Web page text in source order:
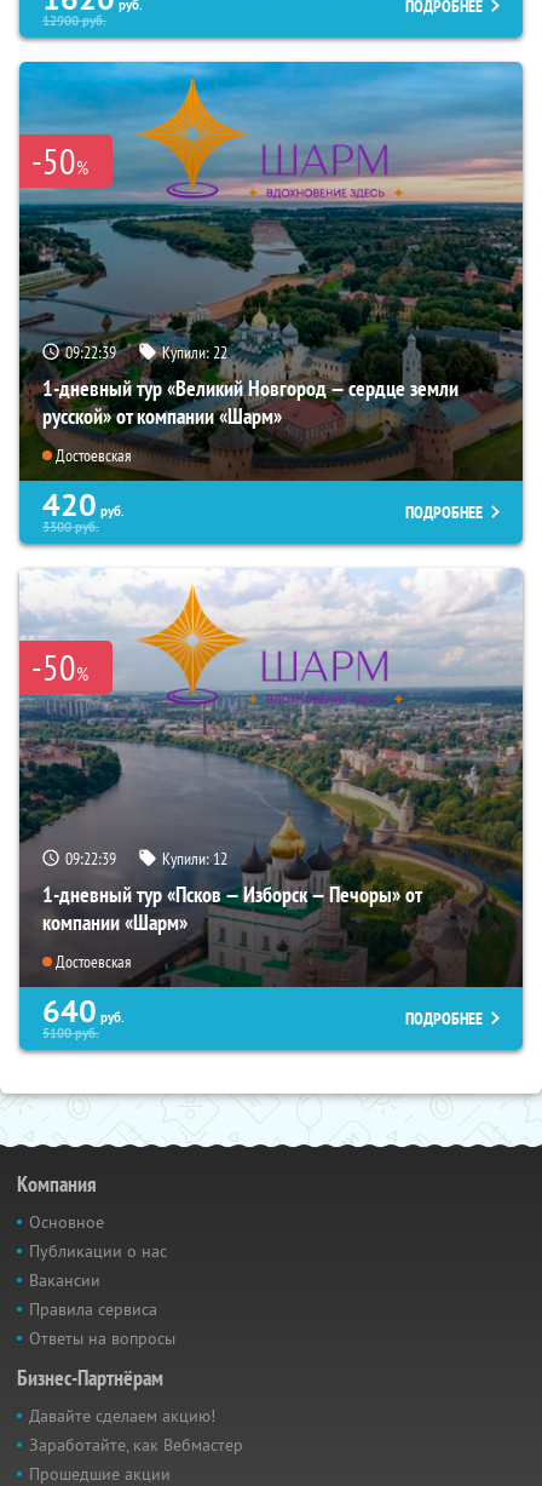
руб.
12900руб.
ПОДРОБНЕЕ
-50%
09:22:37 Купили:22
1-дневный тур «Великий Новгород — сердце земли
русской» от компании «Шарм»
Достоевская
420 руб.
3300руб.
ПОДРОБНЕЕ
-50%
09:22:37 Купили:12
1-дневный тур «Псков — Изборск — Печоры» от
компании «Шарм»
Достоевская
640 руб.
5100руб.
ПОДРОБНЕЕ
Компания
Основное
Публикации о нас
Вакансии
Правила сервиса
Ответы на вопросы
Бизнес-Партнёрам
Давайте сделаем акцию!
Заработайте, как Вебмастер
Прошедшие акции